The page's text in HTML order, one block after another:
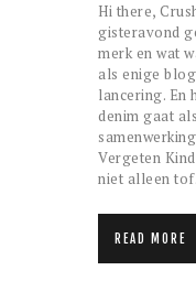
Hi there,
gisteravond
merk en wat
als enige
lancering. En
denim gaat
Vergeten
niet alleen
READ MORE